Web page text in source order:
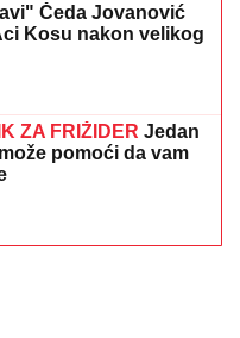
Čeda Jovanović
Kosu nakon velikog
ZA FRIŽIDER Jedan
pomoći da vam